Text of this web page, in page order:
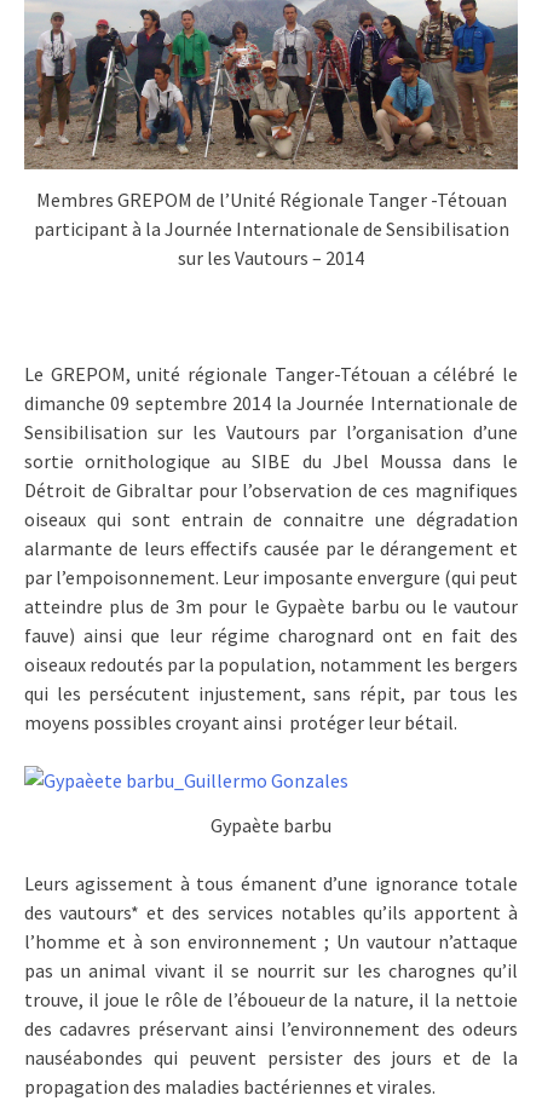
Membres GREPOM de l’Unité Régionale Tanger -Tétouan
participant à la Journée Internationale de Sensibilisation
sur les Vautours – 2014
Le GREPOM, unité régionale Tanger-Tétouan a célébré le
dimanche 09 septembre 2014 la Journée Internationale de
Sensibilisation sur les Vautours par l’organisation d’une
sortie ornithologique au SIBE du Jbel Moussa dans le
Détroit de Gibraltar pour l’observation de ces magnifiques
oiseaux qui sont entrain de connaitre une dégradation
alarmante de leurs effectifs causée par le dérangement et
par l’empoisonnement. Leur imposante envergure (qui peut
atteindre plus de 3m pour le Gypaète barbu ou le vautour
fauve) ainsi que leur régime charognard ont en fait des
oiseaux redoutés par la population, notamment les bergers
qui les persécutent injustement, sans répit, par tous les
moyens possibles croyant ainsi protéger leur bétail.
Gypaète barbu
Leurs agissement à tous émanent d’une ignorance totale
des vautours* et des services notables qu’ils apportent à
l’homme et à son environnement ; Un vautour n’attaque
pas un animal vivant il se nourrit sur les charognes qu’il
trouve, il joue le rôle de l’éboueur de la nature, il la nettoie
des cadavres préservant ainsi l’environnement des odeurs
nauséabondes qui peuvent persister des jours et de la
propagation des maladies bactériennes et virales.